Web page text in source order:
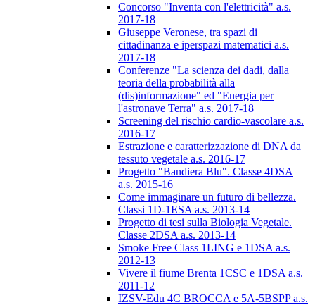
Concorso "Inventa con l'elettricità" a.s.
2017-18
Giuseppe Veronese, tra spazi di
cittadinanza e iperspazi matematici a.s.
2017-18
Conferenze "La scienza dei dadi, dalla
teoria della probabilità alla
(dis)informazione" ed "Energia per
l'astronave Terra" a.s. 2017-18
Screening del rischio cardio-vascolare a.s.
2016-17
Estrazione e caratterizzazione di DNA da
tessuto vegetale a.s. 2016-17
Progetto "Bandiera Blu". Classe 4DSA
a.s. 2015-16
Come immaginare un futuro di bellezza.
Classi 1D-1ESA a.s. 2013-14
Progetto di tesi sulla Biologia Vegetale.
Classe 2DSA a.s. 2013-14
Smoke Free Class 1LING e 1DSA a.s.
2012-13
Vivere il fiume Brenta 1CSC e 1DSA a.s.
2011-12
IZSV-Edu 4C BROCCA e 5A-5BSPP a.s.